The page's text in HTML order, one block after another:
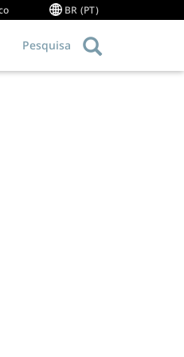
BR (PT)
Pesquisa